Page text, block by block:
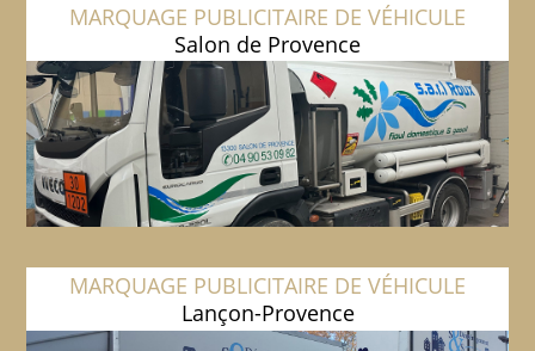
MARQUAGE PUBLICITAIRE DE VÉHICULE
Salon de Provence
MARQUAGE PUBLICITAIRE DE VÉHICULE
Lançon-Provence